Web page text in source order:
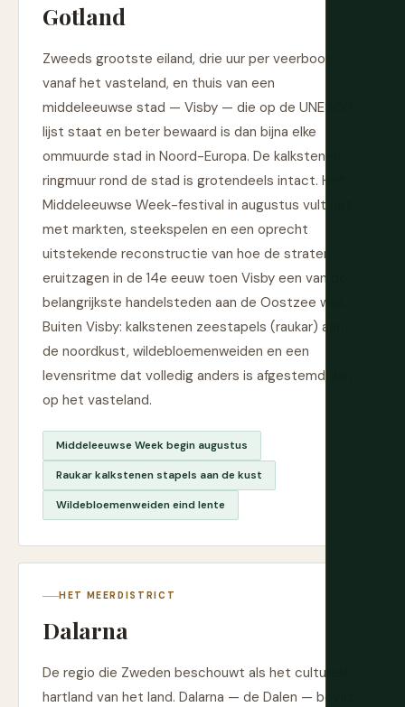
Gotland
Zweeds grootste eiland, drie uur per veerboot
vanaf het vasteland, en thuis van een
middeleeuwse stad — Visby — die op de UNESCO-
lijst staat en beter bewaard is dan bijna elke
ommuurde stad in Noord-Europa. De kalkstenen
ringmuur rond de stad is grotendeels intact. Het
Middeleeuwse Week-festival in augustus vult het
met markten, steekspelen en een oprecht
uitstekende reconstructie van hoe de straten
eruitzagen in de 14e eeuw toen Visby een van de
belangrijkste handelsteden aan de Oostzee was.
Buiten Visby: kalkstenen zeestapels (raukar) aan
de noordkust, wildebloemenweiden en een
levensritme dat volledig anders is afgestemd dan
op het vasteland.
Middeleeuwse Week begin augustus
Raukar kalkstenen stapels aan de kust
Wildebloemenweiden eind lente
HET MEERDISTRICT
Dalarna
De regio die Zweden beschouwt als het culturele
hartland van het land. Dalarna — de Dalen — bevat